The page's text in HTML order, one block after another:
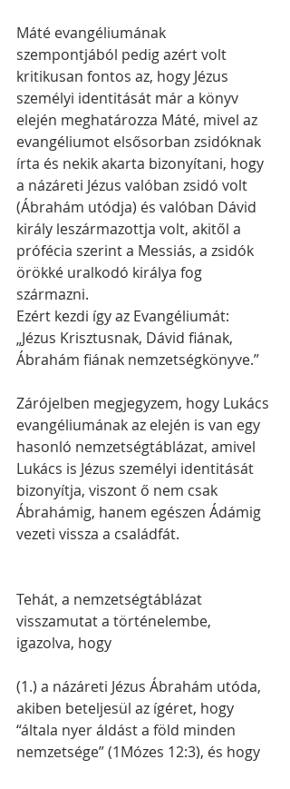
Máté evangéliumának
szempontjából pedig azért volt
kritikusan fontos az, hogy Jézus
személyi identitását már a könyv
elején meghatározza Máté, mivel az
evangéliumot elsősorban zsidóknak
írta és nekik akarta bizonyítani, hogy
a názáreti Jézus valóban zsidó volt
(Ábrahám utódja) és valóban Dávid
király leszármazottja volt, akitől a
prófécia szerint a Messiás, a zsidók
örökké uralkodó királya fog
származni.
Ezért kezdi így az Evangéliumát:
„Jézus Krisztusnak, Dávid fiának,
Ábrahám fiának nemzetségkönyve.”
Zárójelben megjegyzem, hogy Lukács
evangéliumának az elején is van egy
hasonló nemzetségtáblázat, amivel
Lukács is Jézus személyi identitását
bizonyítja, viszont ő nem csak
Ábrahámig, hanem egészen Ádámig
vezeti vissza a családfát.
Tehát, a nemzetségtáblázat
visszamutat a történelembe,
igazolva, hogy
(1.) a názáreti Jézus Ábrahám utóda,
akiben beteljesül az ígéret, hogy
“általa nyer áldást a föld minden
nemzetsége” (1Mózes 12:3), és hogy